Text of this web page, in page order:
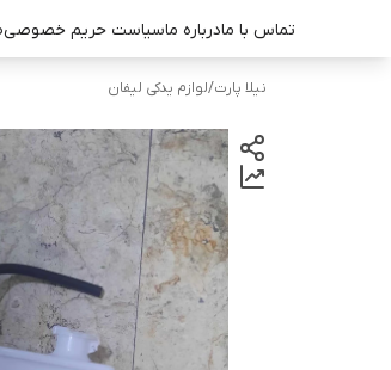
تماس با مادرباره ماسیاست حریم خصوصی
نیلا پارت/لوازم یدکی لیفان